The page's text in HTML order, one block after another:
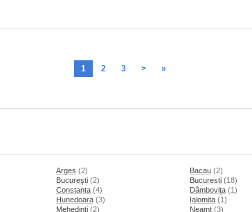
1 2 3 > »
Arges (2) Bacau (2)
Bucureşti (2) Bucuresti (18)
Constanta (4) Dâmboviţa (1)
Hunedoara (3) Ialomita (1)
Mehedinti (2) Neamt (3)